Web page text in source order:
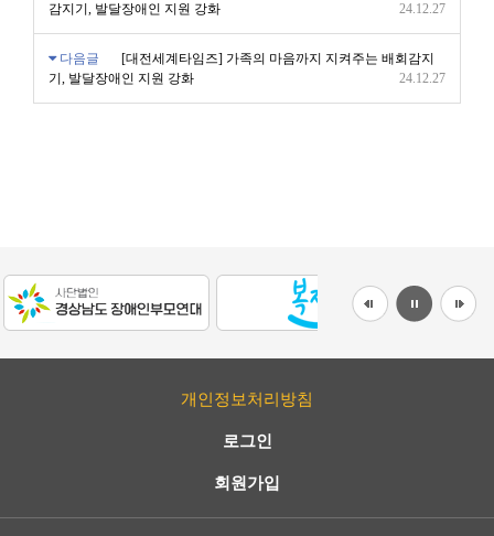
감지기, 발달장애인 지원 강화
24.12.27
다음글
[대전세계타임즈] 가족의 마음까지 지켜주는 배회감지
기, 발달장애인 지원 강화
24.12.27
개인정보처리방침
로그인
회원가입